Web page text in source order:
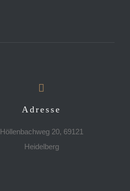
Adresse
Höllenbachweg 20, 69121
Heidelberg